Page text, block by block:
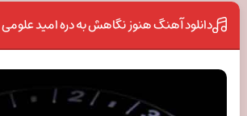
دانلود آهنگ هنوز نگاهش به دره امید علومی